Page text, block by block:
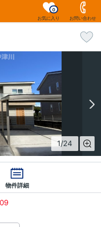
お気に入り
0
お問い合わせ
1/24
物件詳細